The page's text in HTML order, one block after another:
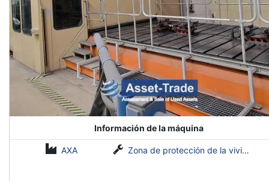
Información de la máquina
AXA Zona de protección de la vivienda 40